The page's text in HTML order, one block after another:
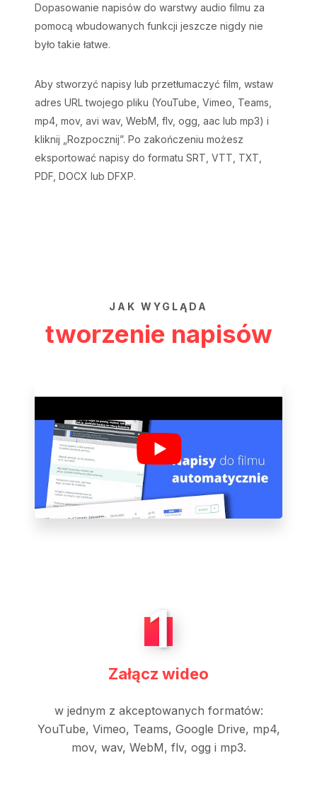
Dopasowanie napisów do warstwy audio filmu za
pomocą wbudowanych funkcji jeszcze nigdy nie
było takie łatwe.
Aby stworzyć napisy lub przetłumaczyć film, wstaw
adres URL twojego pliku (YouTube, Vimeo, Teams,
mp4, mov, avi wav, WebM, flv, ogg, aac lub mp3) i
kliknij „Rozpocznij”. Po zakończeniu możesz
eksportować napisy do formatu SRT, VTT, TXT,
PDF, DOCX lub DFXP.
JAK WYGLĄDA
tworzenie napisów
1
Załącz wideo
w jednym z akceptowanych formatów:
YouTube, Vimeo, Teams, Google Drive, mp4,
mov, wav, WebM, flv, ogg i mp3.